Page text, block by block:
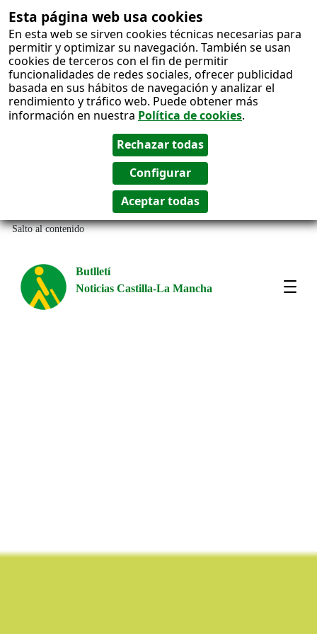
Esta página web usa cookies
En esta web se sirven cookies técnicas necesarias para
permitir y optimizar su navegación. También se usan
cookies de terceros con el fin de permitir
funcionalidades de redes sociales, ofrecer publicidad
basada en sus hábitos de navegación y analizar el
rendimiento y tráfico web. Puede obtener más
información en nuestra Política de cookies.
Salto al contenido
Butlletí
Noticias Castilla-La Mancha